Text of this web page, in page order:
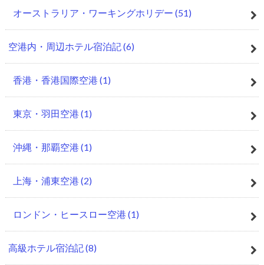
オーストラリア・ワーキングホリデー (51)
空港内・周辺ホテル宿泊記 (6)
香港・香港国際空港 (1)
東京・羽田空港 (1)
沖縄・那覇空港 (1)
上海・浦東空港 (2)
ロンドン・ヒースロー空港 (1)
高級ホテル宿泊記 (8)